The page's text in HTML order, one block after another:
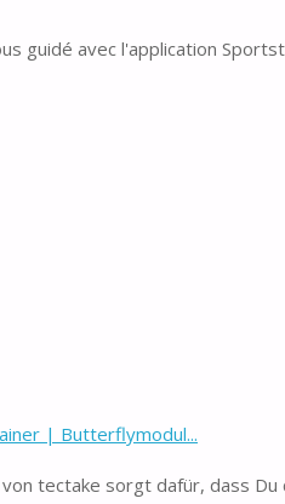
guidé avec l'application
| Butterflymodul...
tectake sorgt dafür, dass Du